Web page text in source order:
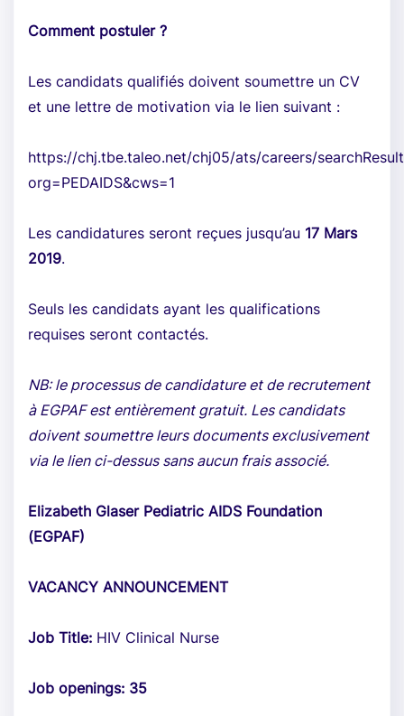
Comment postuler ?
Les candidats qualifiés doivent soumettre un CV
et une lettre de motivation via le lien suivant :
https://chj.tbe.taleo.net/chj05/ats/careers/
org=PEDAIDS&cws=1
Les candidatures seront reçues jusqu’au 17 Mars
2019.
Seuls les candidats ayant les qualifications
requises seront contactés.
NB: le processus de candidature et de recrutement
à EGPAF est entièrement gratuit. Les candidats
doivent soumettre leurs documents exclusivement
via le lien ci-dessus sans aucun frais associé.
Elizabeth Glaser Pediatric AIDS Foundation
(EGPAF)
VACANCY ANNOUNCEMENT
Job Title: HIV Clinical Nurse
Job openings: 35